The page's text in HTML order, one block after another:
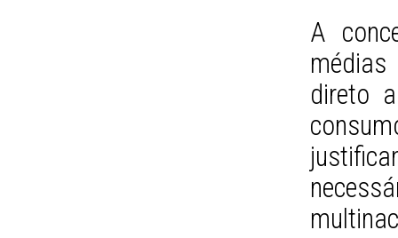
A
direto